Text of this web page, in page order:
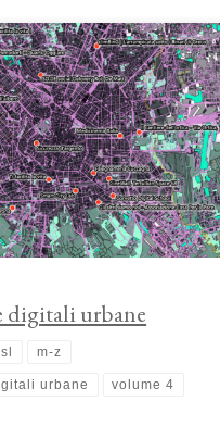
urbane: crowdfunding civico a
La piattaforma digitale urbana è
dalla rappresentazione della città e
locali attraverso il medium della
città, intesa nella sua forma fisica e
viene sintetizzata all’interno […]
digitali urbane
m-z
urbane volume 4